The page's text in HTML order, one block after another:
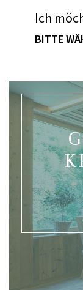
Ich
BITTE